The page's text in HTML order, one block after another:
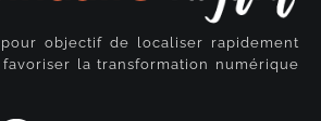
pour objectif de localiser rapidement
la transformation numérique